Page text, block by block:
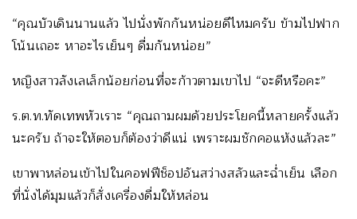
“คุณบัวเดินนานแล้ว ไปนั่งพักกันหน่อยดีไหมครับ ข้ามไปฟาก
โน้นเถอะ หาอะไรเย็นๆ ดื่มกันหน่อย”
หญิงสาวลังเลเล็กน้อยก่อนที่จะก้าวตามเขาไป “จะดีหรือคะ”
ร.ต.ท.ทัดเทพหัวเราะ “คุณถามผมด้วยประโยคนี้หลายครั้งแล้ว
นะครับ ถ้าจะให้ตอบก็ต้องว่าดีแน่ เพราะผมชักคอแห้งแล้วละ”
เขาพาหล่อนเข้าไปในคอฟฟีช็อปอันสว่างสลัวและฉ่ำเย็น เลือก
ที่นั่งได้มุมแล้วก็สั่งเครื่องดื่มให้หล่อน